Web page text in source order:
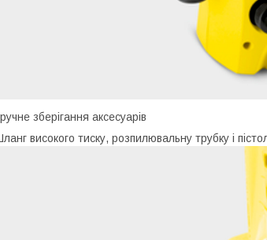
зберігання аксесуарів
високого тиску, розпилювальну трубку і